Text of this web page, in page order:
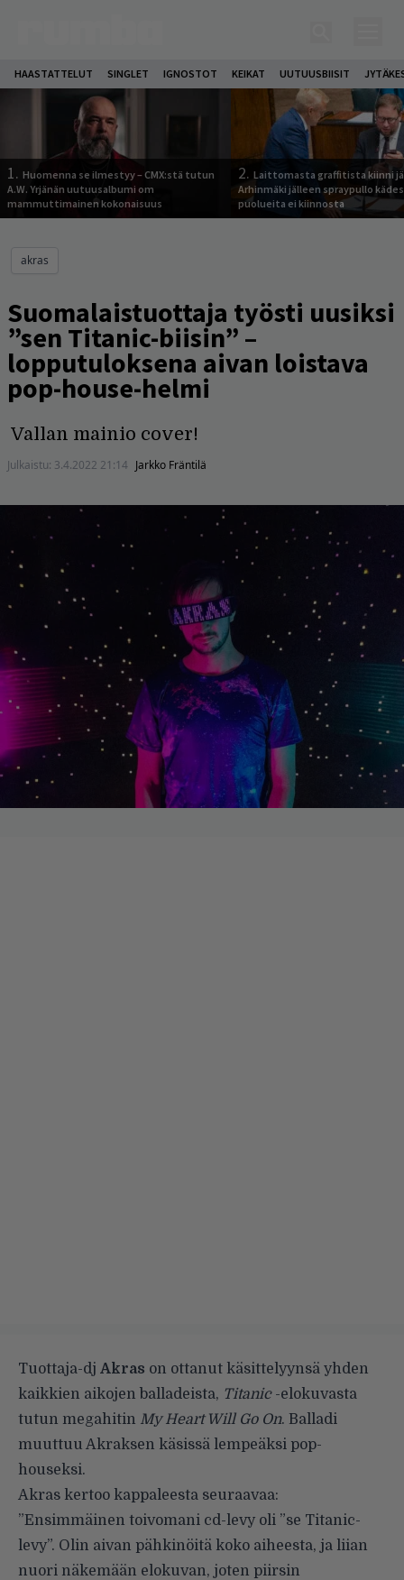
HAASTATTELUT SINGLET IGNOSTOT KEIKAT UUTUUSBIISIT
1. Huomenna se ilmestyy – CMX:stä tutun
A.W. Yrjänän uutuusalbumi om
mammuttimainen kokonaisuus
2. Laittomasta graffitista kiinni
Arhinmäki jälleen spraypullo
puolueita ei kiinnosta
akras
Suomalaistuottaja työsti uusiksi
”sen Titanic-biisin” –
lopputuloksena aivan loistava
pop-house-helmi
Vallan mainio cover!
Julkaistu: 3.4.2022 21:14 Jarkko Fräntilä
Tuottaja-dj Akras on ottanut käsittelyynsä yhden
kaikkien aikojen balladeista, Titanic-elokuvasta
tutun megahitin My Heart Will Go On. Balladi
muuttuu Akraksen käsissä lempeäksi pop-
houseksi.
Akras kertoo kappaleesta seuraavaa:
”Ensimmäinen toivomani cd-levy oli ”se Titanic-
levy”. Olin aivan pähkinöitä koko aiheesta, ja liian
nuori näkemään elokuvan, joten piirsin